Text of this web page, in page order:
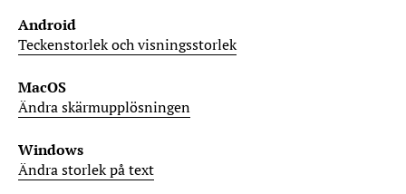
Android
Teckenstorlek och visningsstorlek
MacOS
Ändra skärmupplösningen
Windows
Ändra storlek på text